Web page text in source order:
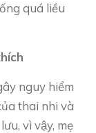
quá liều
nguy hiểm
thai nhi và
vì vậy, mẹ